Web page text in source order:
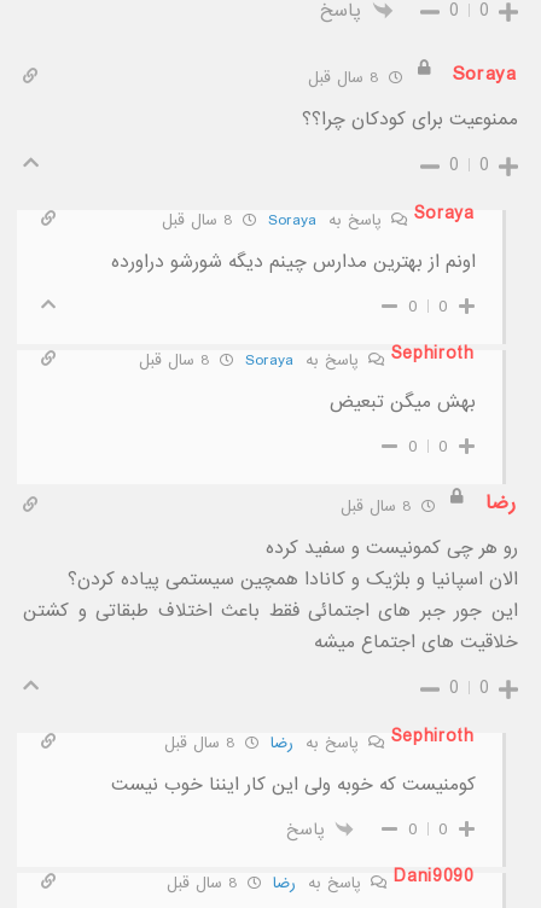
0
0 پاسخ
Soraya 8 سال قبل
ممنوعیت برای کودکان چرا؟؟
0
0
Soraya
پاسخ به Soraya 8 سال قبل
اونم از بهترین مدارس چینم دیگه شورشو دراورده
0
0
Sephiroth پاسخ به Soraya 8 سال قبل
بهش میگن تبعیض
0
0
رضا 8 سال قبل
رو هر چی کمونیست و سفید کرده
الان اسپانیا و بلژیک و کانادا همچین سیستمی پیاده کردن؟
این جور جبر های اجتمائی فقط باعث اختلاف طبقاتی و کشتن
خلاقیت های اجتماع میشه
0
0
Sephiroth
پاسخ به رضا 8 سال قبل
کومنیست که خوبه ولی این کار ایننا خوب نیست
0
0 پاسخ
Dani9090 پاسخ به رضا